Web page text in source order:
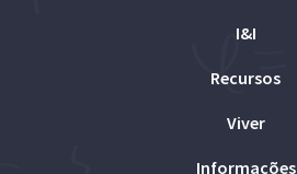
I&I
Recursos
Viver
Informações